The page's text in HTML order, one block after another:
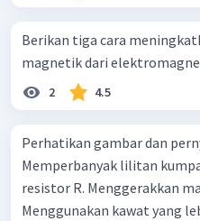
Berikan tiga cara
magnetik dari
2 4.5
Perhatikan gambar dan
Memperbanyak lilitan kumparan. Mengurangi
resistor R. Menggerakkan magnet lebih cepat.
Menggunakan kawat yang